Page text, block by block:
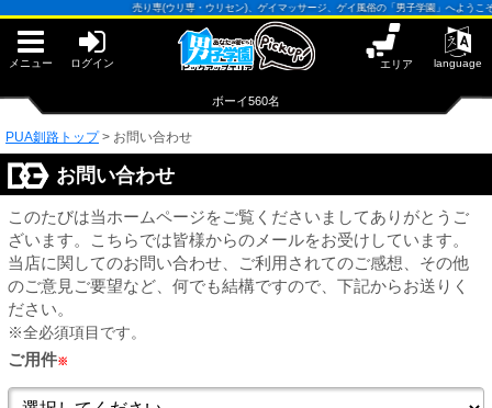
売り専(ウリ専・ウリセン)、ゲイマッサージ、ゲイ風俗の「男子学園」へようこ
PUA釧路
メニュー ログイン エリア language
ボーイ560名
サテライト大宮
PUA柏
PUA'赤羽
PUA'八重洲
PUA'池袋
PUA四日市
PUA津
×閉じる
PUA和歌山
PUA奈良
PUA加古川
PUA姫路
PUA鹿児島
PUA釧路トップ> お問い合わせ
お問い合わせ
このたびは当ホームページをご覧くださいましてありがとうご
ざいます。こちらでは皆様からのメールをお受けしています。
当店に関してのお問い合わせ、ご利用されてのご感想、その他
のご意見ご要望など、何でも結構ですので、下記からお送りく
ださい。
※全必須項目です。
ご用件※